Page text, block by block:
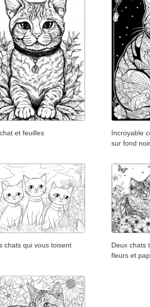
et feuilles
Incroyable
sur fond noir
chats qui vous toisent
Deux chats
fleurs et